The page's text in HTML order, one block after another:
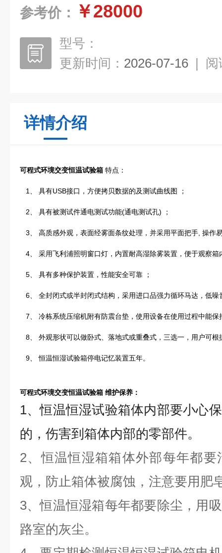
参考价： ￥28000
型号：
更新时间： 2026-07-16 | 阅
详情介绍
可程式环境交变恒温试验箱 特点：
1、 具有USB接口，方便拷贝数据的及测试曲线图 ；
2、 具有被测试件通电测试功能(通电测试孔) ；
3、 高质感外观，表面经雾面条纹处理，并采用平面把手, 操作
4、 采用飞利浦照明窗口灯，内置耐高湿除雾装置，便于观察箱
5、 具有多种保护装置，性能安全可靠 ；
6、 全封闭式或半封闭式结构，采用进口品强力循环马达，低噪
7、 冷栋系统压缩机附有防震台垫，使用设备在使用过程中能保
8、 外观形状可以做卧式、落地式或重叠式，三选一，用户可根
9、 恒温恒湿试验箱停电记忆装置五年。
可程式环境交变恒温试验箱 维护保养：
1、恒温恒湿试验箱体内部要小心
的，伤害到箱体内部的零部件。
2、恒温恒湿箱箱体外部每年都
观，防止箱体被腐蚀，注意要用肥
3、恒温恒湿箱每年都要除尘，用
路室的灰尘。